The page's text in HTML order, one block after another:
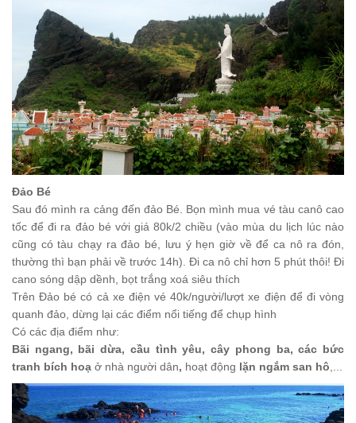
Đảo Bé
Sau đó mình ra cảng đến đảo Bé. Bọn mình mua vé tàu canô cao
tốc để đi ra đảo bé với giá 80k/2 chiều (vào mùa du lịch lúc nào
cũng có tàu chạy ra đảo bé, lưu ý hẹn giờ về để ca nô ra đón,
thường thì bạn phải về trước 14h). Đi ca nô chỉ hơn 5 phút thôi! Đi
cano sóng dập dềnh, bọt trắng xoá siêu thích
TrênĐảo bé có cả xe điện vé 40k/người/lượtxe điện để đi vòng
quanh đảo, dừng lại các điểm nổi tiếng để chụp hình
Có các địa điểm như:
Bãi ngang, bãi dừa, cầu tình yêu, cây phong ba, các bức
tranh bích hoạ ở nhà người dân, hoạt động lặn ngắm san hô,...